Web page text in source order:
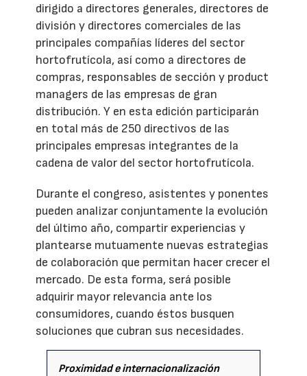
dirigido a directores generales, directores de
división y directores comerciales de las
principales compañías líderes del sector
hortofrutícola, así como a directores de
compras, responsables de sección y product
managers de las empresas de gran
distribución. Y en esta edición participarán
en total más de 250 directivos de las
principales empresas integrantes de la
cadena de valor del sector hortofrutícola.
Durante el congreso, asistentes y ponentes
pueden analizar conjuntamente la evolución
del último año, compartir experiencias y
plantearse mutuamente nuevas estrategias
de colaboración que permitan hacer crecer el
mercado. De esta forma, será posible
adquirir mayor relevancia ante los
consumidores, cuando éstos busquen
soluciones que cubran sus necesidades.
Proximidad e internacionalización